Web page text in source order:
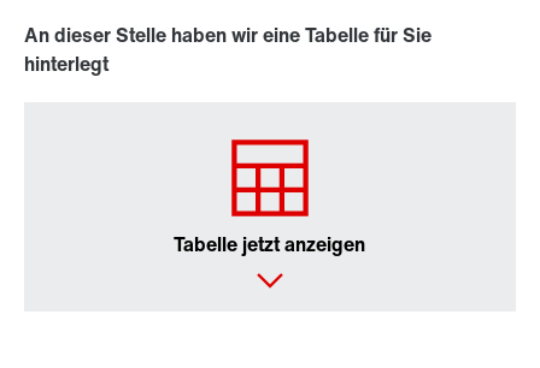
An dieser Stelle haben wir eine Tabelle für Sie
hinterlegt
Tabelle jetzt anzeigen